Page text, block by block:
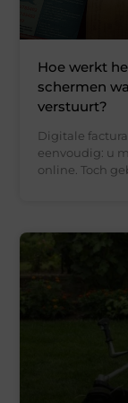
Hoe werkt
schermen
verstuurt?
Digitale
eenvoudig: u
online. Toch